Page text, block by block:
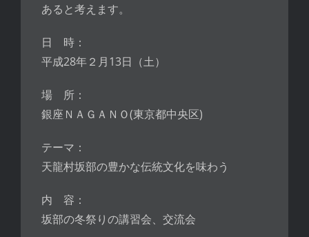
あると考えます。
日 時：
平成28年２月13日（土）
場 所：
銀座ＮＡＧＡＮＯ(東京都中央区)
テーマ：
天龍村坂部の豊かな伝統文化を味わう
内 容：
坂部の冬祭りの講習会、交流会